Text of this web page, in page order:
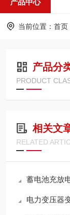
产品中心
当前位置： 首页
产品分
PRODUCT
相关文
RELATED
蓄电池充放
电力变压器